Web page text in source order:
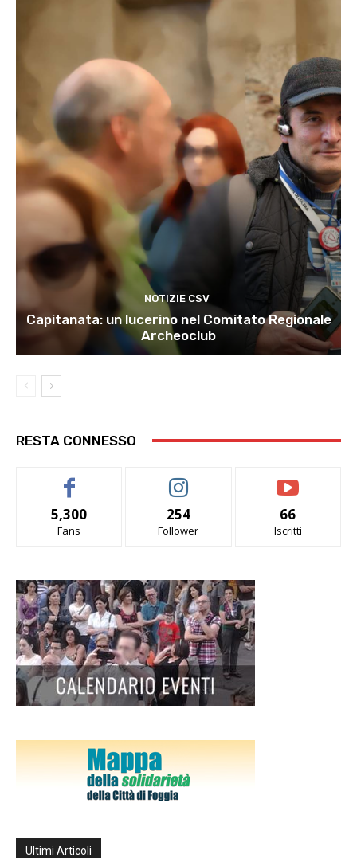
NOTIZIE CSV
Capitanata: un lucerino nel Comitato Regionale
Archeoclub
RESTA CONNESSO
5,300
Fans
254
Follower
66
Iscritti
Ultimi Articoli